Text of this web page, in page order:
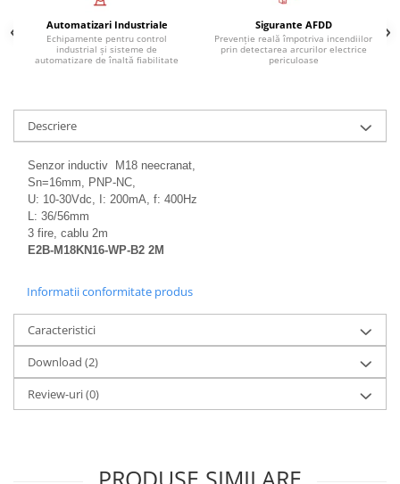
Relee comanda
Relee monitorizare
Relee statice
Relee timp
Automatizări industriale
Automate programabile (PLC)
Relee inteligente (LOGO)
Panouri operatoare (HMI)
Switch-uri si comunicatii
Convertizoare frecvenţă
Invertoare (Convertizoare)
Accesorii convertizoare frecventa
Automatizari Industriale
Echipamente pentru control
industrial și sisteme de
automatizare de înaltă fiabilitate
Sigurante AFDD
Prevenție reală împotriva incendiilor
prin detectarea arcurilor electrice
periculoase
Descriere
Senzor inductiv M18 neecranat,
Sn=16mm, PNP-NC,
U: 10-30Vdc, I: 200mA, f: 400Hz
L: 36/56mm
3 fire, cablu 2m
E2B-M18KN16-WP-B2 2M
Informatii conformitate produs
Caracteristici
Download (2)
Review-uri(0)